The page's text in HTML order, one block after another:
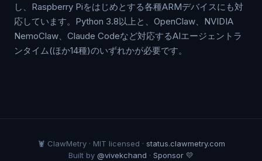
し、Raspberry Piをはじめとする各種ARMデバイスにも対
応しています。Python 3.8以上と、OpenClaw、NVIDIA
NemoClaw、Claude Codeなど対応するAIエージェントラ
ンタイム(ほか14種)のいずれかが必要です。
🦞 ClawMetry · MIT licensed · status.clawmetry.com
Built by @vivekchand · Sponsor 💛